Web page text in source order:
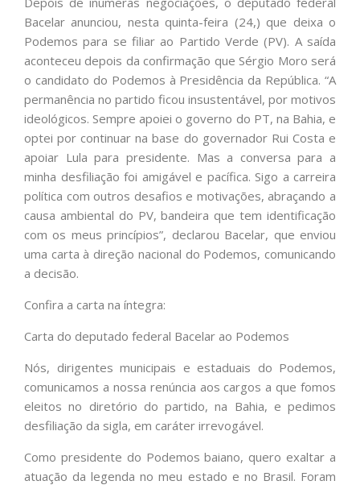
Bacelar anunciou, nesta quinta-feira (24,) que deixa o
Podemos para se filiar ao Partido Verde (PV). A saída
aconteceu depois da confirmação que Sérgio Moro será
o candidato do Podemos à Presidência da República. “A
permanência no partido ficou insustentável, por motivos
ideológicos. Sempre apoiei o governo do PT, na Bahia, e
optei por continuar na base do governador Rui Costa e
apoiar Lula para presidente. Mas a conversa para a
minha desfiliação foi amigável e pacífica. Sigo a carreira
política com outros desafios e motivações, abraçando a
causa ambiental do PV, bandeira que tem identificação
com os meus princípios”, declarou Bacelar, que enviou
uma carta à direção nacional do Podemos, comunicando
a decisão.
Confira a carta na íntegra:
Carta do deputado federal Bacelar ao Podemos
Nós, dirigentes municipais e estaduais do Podemos,
comunicamos a nossa renúncia aos cargos a que fomos
eleitos no diretório do partido, na Bahia, e pedimos
desfiliação da sigla, em caráter irrevogável.
Como presidente do Podemos baiano, quero exaltar a
atuação da legenda no meu estado e no Brasil. Foram